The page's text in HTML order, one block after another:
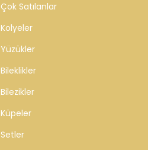
Çok Satılanlar
Kolyeler
Yüzükler
Bileklikler
Bilezikler
Küpeler
Setler